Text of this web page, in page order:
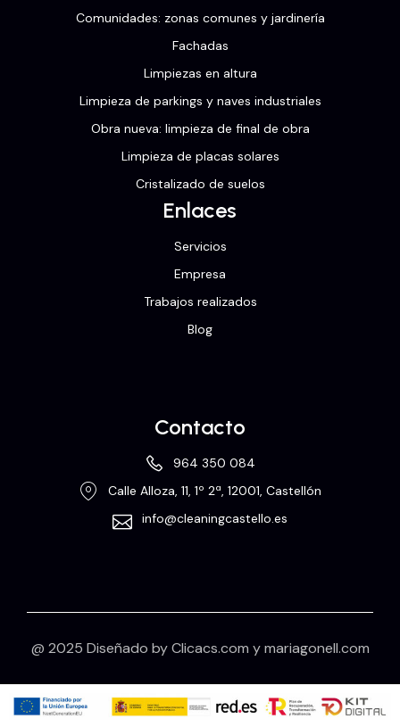
Comunidades: zonas comunes y jardinería
Fachadas
Limpiezas en altura
Limpieza de parkings y naves industriales
Obra nueva: limpieza de final de obra
Limpieza de placas solares
Cristalizado de suelos
Enlaces
Servicios
Empresa
Trabajos realizados
Blog
Contacto
964 350 084
Calle Alloza, 11, 1º 2ª, 12001, Castellón
info@cleaningcastello.es
@ 2025 Diseñado byClicacs.com ymariagonell.com